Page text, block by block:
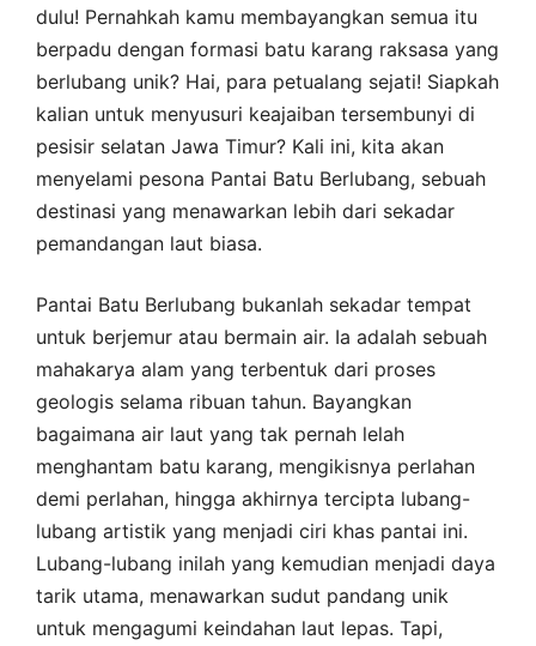
dulu! Pernahkah kamu membayangkan semua itu
berpadu dengan formasi batu karang raksasa yang
berlubang unik? Hai, para petualang sejati! Siapkah
kalian untuk menyusuri keajaiban tersembunyi di
pesisir selatan Jawa Timur? Kali ini, kita akan
menyelami pesona Pantai Batu Berlubang, sebuah
destinasi yang menawarkan lebih dari sekadar
pemandangan laut biasa.
Pantai Batu Berlubang bukanlah sekadar tempat
untuk berjemur atau bermain air. Ia adalah sebuah
mahakarya alam yang terbentuk dari proses
geologis selama ribuan tahun. Bayangkan
bagaimana air laut yang tak pernah lelah
menghantam batu karang, mengikisnya perlahan
demi perlahan, hingga akhirnya tercipta lubang-
lubang artistik yang menjadi ciri khas pantai ini.
Lubang-lubang inilah yang kemudian menjadi daya
tarik utama, menawarkan sudut pandang unik
untuk mengagumi keindahan laut lepas. Tapi,